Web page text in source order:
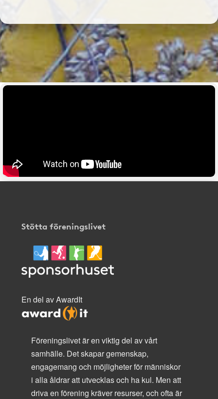
Stötta föreningslivet
En del av AwardIt
Föreningslivet är en viktig del av vårt
samhälle. Det skapar gemenskap,
engagemang och möjligheter för människor
i alla åldrar att utvecklas och ha kul. Men att
driva en förening kräver resurser, och ofta är